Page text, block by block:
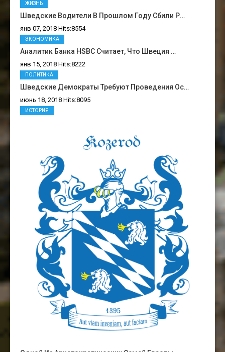
Шведские Водители В Прошлом Году Сбили Р…
янв 07, 2018 Hits:8554
ЖИЗНЬ
Аналитик Банка HSBC Считает, Что Швеция …
янв 15, 2018 Hits:8222
ЭКОНОМИКА
Шведские Демократы Требуют Проведения Ос…
июнь 18, 2018 Hits:8095
ПОЛИТИКА
ИСТОРИЯ